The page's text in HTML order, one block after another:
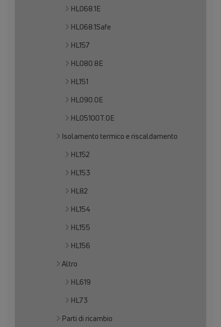
HL068.1E
HL068.1Safe
HL157
HL080.8E
HL151
HL090.0E
HL05100T.0E
Isolamento termico e riscaldamento
HL152
HL153
HL82
HL154
HL155
HL156
Altro
HL619
HL73
Parti di ricambio